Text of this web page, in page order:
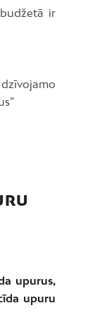
ir
upurus,
upuru